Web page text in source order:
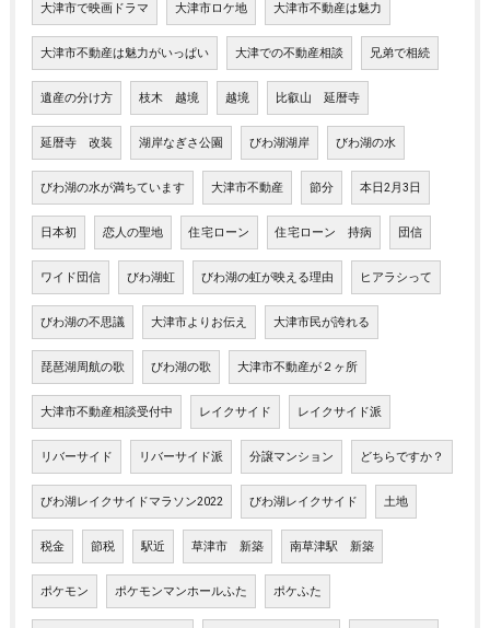
大津市で映画ドラマ 大津市ロケ地 大津市不動産は魅力
大津市不動産は魅力がいっぱい 大津での不動産相談 兄弟で相続
遺産の分け方 枝木 越境 越境 比叡山 延暦寺
延暦寺 改装 湖岸なぎさ公園 びわ湖湖岸 びわ湖の水
びわ湖の水が満ちています 大津市不動産 節分 本日2月3日
日本初 恋人の聖地 住宅ローン 住宅ローン 持病 団信
ワイド団信 びわ湖虹 びわ湖の虹が映える理由 ヒアラシって
びわ湖の不思議 大津市よりお伝え 大津市民が誇れる
琵琶湖周航の歌 びわ湖の歌 大津市不動産が２ヶ所
大津市不動産相談受付中 レイクサイド レイクサイド派
リバーサイド リバーサイド派 分譲マンション どちらですか？
びわ湖レイクサイドマラソン2022 びわ湖レイクサイド 土地
税金 節税 駅近 草津市 新築 南草津駅 新築
ポケモン ポケモンマンホールふた ポケふた